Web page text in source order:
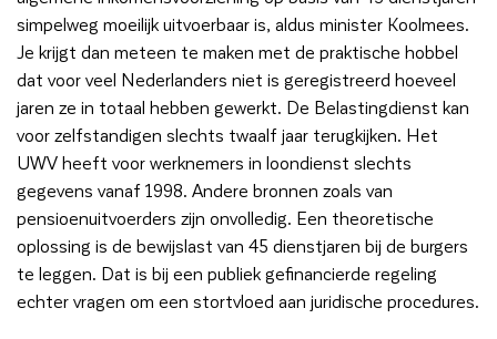
simpelweg moeilijk uitvoerbaar is, aldus minister Koolmees.
Je krijgt dan meteen te maken met de praktische hobbel
dat voor veel Nederlanders niet is geregistreerd hoeveel
jaren ze in totaal hebben gewerkt. De Belastingdienst kan
voor zelfstandigen slechts twaalf jaar terugkijken. Het
UWV heeft voor werknemers in loondienst slechts
gegevens vanaf 1998. Andere bronnen zoals van
pensioenuitvoerders zijn onvolledig. Een theoretische
oplossing is de bewijslast van 45 dienstjaren bij de burgers
te leggen. Dat is bij een publiek gefinancierde regeling
echter vragen om een stortvloed aan juridische procedures.